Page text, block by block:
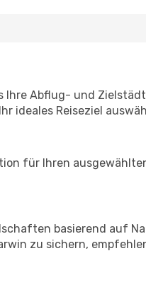
Ihre Abflug- und
ideales Reiseziel
für Ihren
basierend auf
zu sichern,